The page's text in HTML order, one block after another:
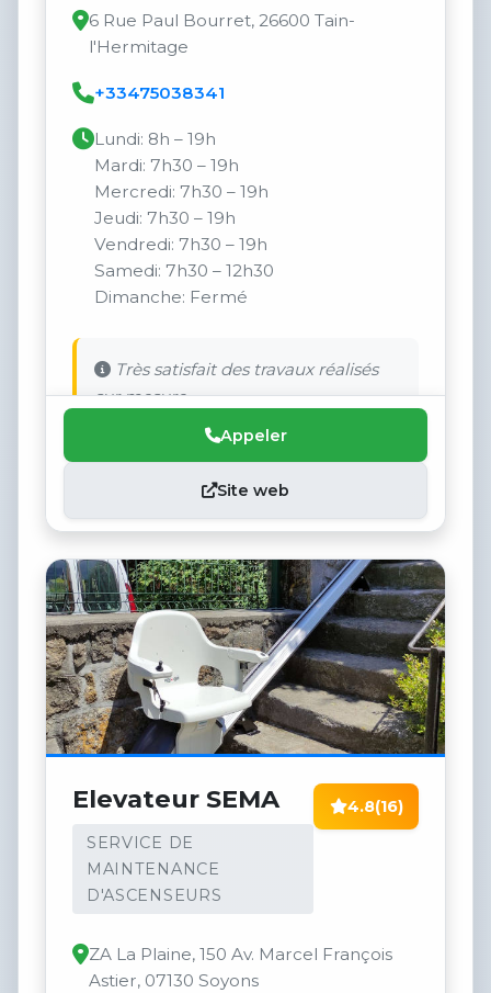
6 Rue Paul Bourret, 26600 Tain-
l'Hermitage
+33475038341
Lundi: 8h – 19h
Mardi: 7h30 – 19h
Mercredi: 7h30 – 19h
Jeudi: 7h30 – 19h
Vendredi: 7h30 – 19h
Samedi: 7h30 – 12h30
Dimanche: Fermé
Très satisfait des travaux réalisés
sur mesure.
Appeler
Site web
Elevateur SEMA
SERVICE DE
MAINTENANCE
D'ASCENSEURS
4.8(16)
ZA La Plaine, 150 Av. Marcel François
Astier, 07130 Soyons